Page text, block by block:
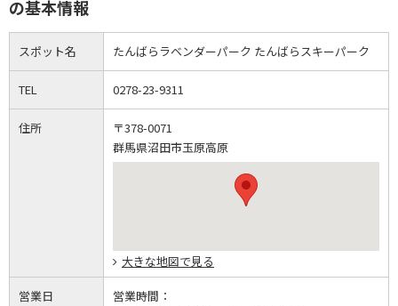
の基本情報
スポット名 たんばらラベンダーパーク たんばらスキーパーク
TEL 0278-23-9311
住所
〒378-0071
群馬県沼田市玉原高原
大きな地図で見る
営業日
営業時間：